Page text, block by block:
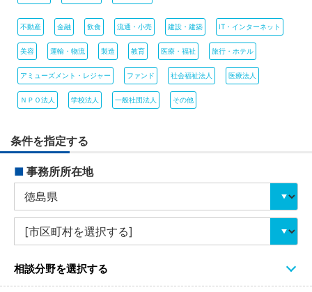
不動産 金融 飲食 流通・小売 建設・建築 IT・インターネット
美容 運輸・物流 製造 教育 医療・福祉 旅行・ホテル
アミューズメント・レジャー ファンド 社会福祉法人 医療法人
ＮＰＯ法人 学校法人 一般社団法人 その他
条件を指定する
■ 事務所所在地
相談分野を選択する